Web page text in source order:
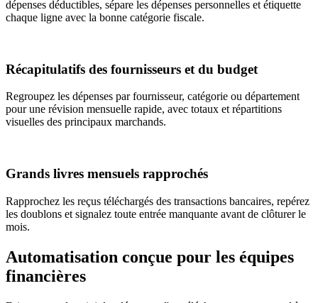
dépenses déductibles, sépare les dépenses personnelles et étiquette
chaque ligne avec la bonne catégorie fiscale.
Récapitulatifs des fournisseurs et du budget
Regroupez les dépenses par fournisseur, catégorie ou département
pour une révision mensuelle rapide, avec totaux et répartitions
visuelles des principaux marchands.
Grands livres mensuels rapprochés
Rapprochez les reçus téléchargés des transactions bancaires, repérez
les doublons et signalez toute entrée manquante avant de clôturer le
mois.
Automatisation conçue pour les équipes
financières